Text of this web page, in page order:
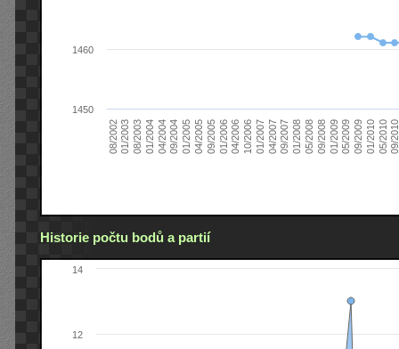
08/200201/200308/200301/200404/200409/200401/200504/200509/200501/200604/200610/200601/200704/200709/200701/200805/200809/200801/200905/200909/200901/201005/201009/
1450
1460
Historie počtu bodů a partií
12
14